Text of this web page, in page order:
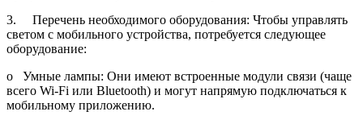
3. Перечень необходимого оборудования: Чтобы управлять
светом с мобильного устройства, потребуется следующее
оборудование:
o Умные лампы: Они имеют встроенные модули связи (чаще
всего Wi-Fi или Bluetooth) и могут напрямую подключаться к
мобильному приложению.